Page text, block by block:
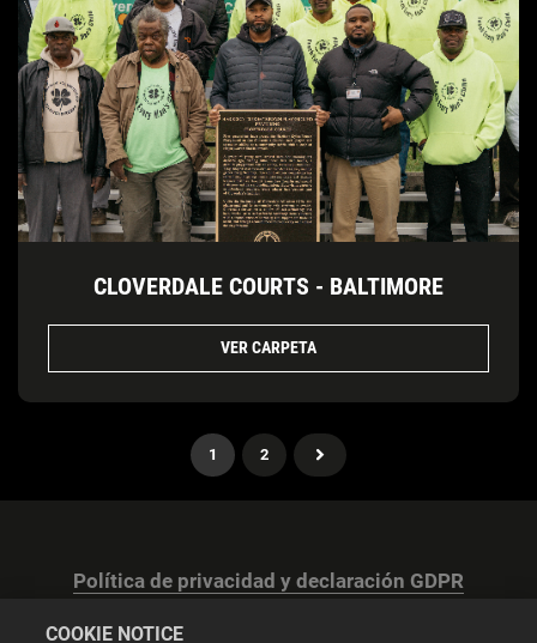
CLOVERDALE COURTS - BALTIMORE
VER CARPETA
1 2
Política de privacidad y declaración GDPR
COOKIE NOTICE